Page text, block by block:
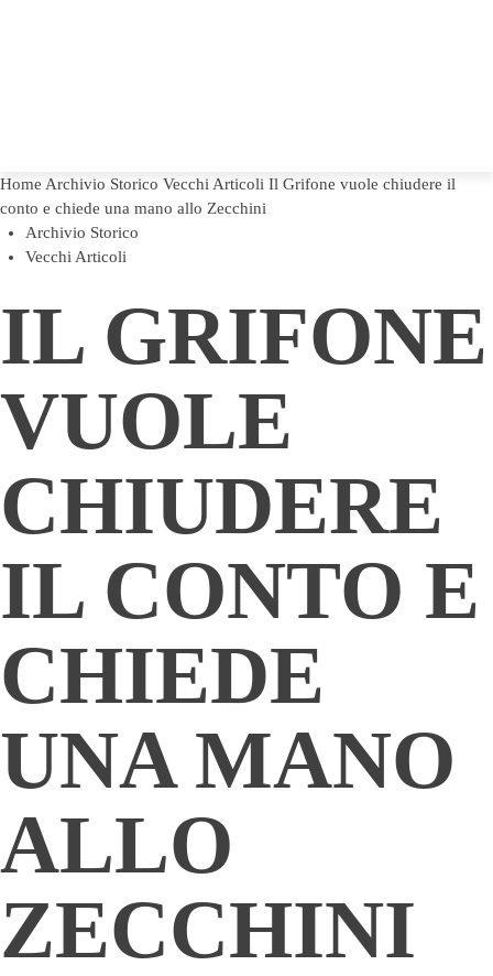
Home Archivio Storico Vecchi Articoli Il Grifone vuole chiudere il
conto e chiede una mano allo Zecchini
Archivio Storico
Vecchi Articoli
IL GRIFONE
VUOLE
CHIUDERE
IL CONTO E
CHIEDE
UNA MANO
ALLO
ZECCHINI